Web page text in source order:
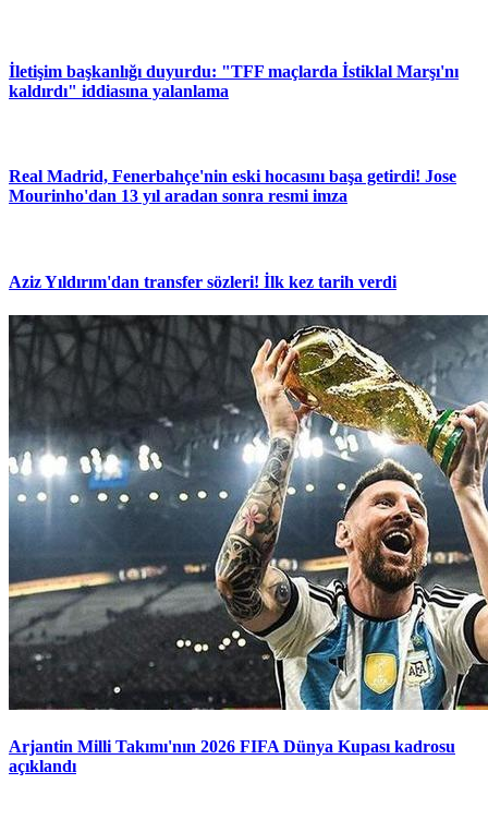
İletişim başkanlığı duyurdu: "TFF maçlarda İstiklal Marşı'nı
kaldırdı" iddiasına yalanlama
Real Madrid, Fenerbahçe'nin eski hocasını başa getirdi! Jose
Mourinho'dan 13 yıl aradan sonra resmi imza
Aziz Yıldırım'dan transfer sözleri! İlk kez tarih verdi
Arjantin Milli Takımı'nın 2026 FIFA Dünya Kupası kadrosu
açıklandı